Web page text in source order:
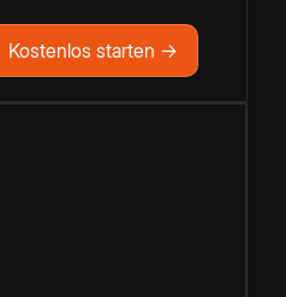
Kostenlos starten →